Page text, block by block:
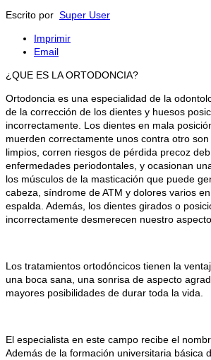
Escrito por Super User
Imprimir
Email
¿QUE ES LA ORTODONCIA?
Ortodoncia es una especialidad de la
de la corrección de los dientes y huesos
incorrectamente. Los dientes en mala
muerden correctamente unos contra otro
limpios, corren riesgos de pérdida precoz
enfermedades periodontales, y ocasionan
los músculos de la masticación que puede
cabeza, síndrome de ATM y dolores varios
espalda. Además, los dientes girados o
incorrectamente desmerecen nuestro aspecto.
Los tratamientos ortodóncicos tienen la
una boca sana, una sonrisa de aspecto
mayores posibilidades de durar toda la vida.
El especialista en este campo recibe el
Además de la formación universitaria básica